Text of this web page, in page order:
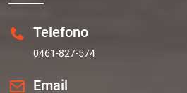
Telefono
0461-827-574
Email